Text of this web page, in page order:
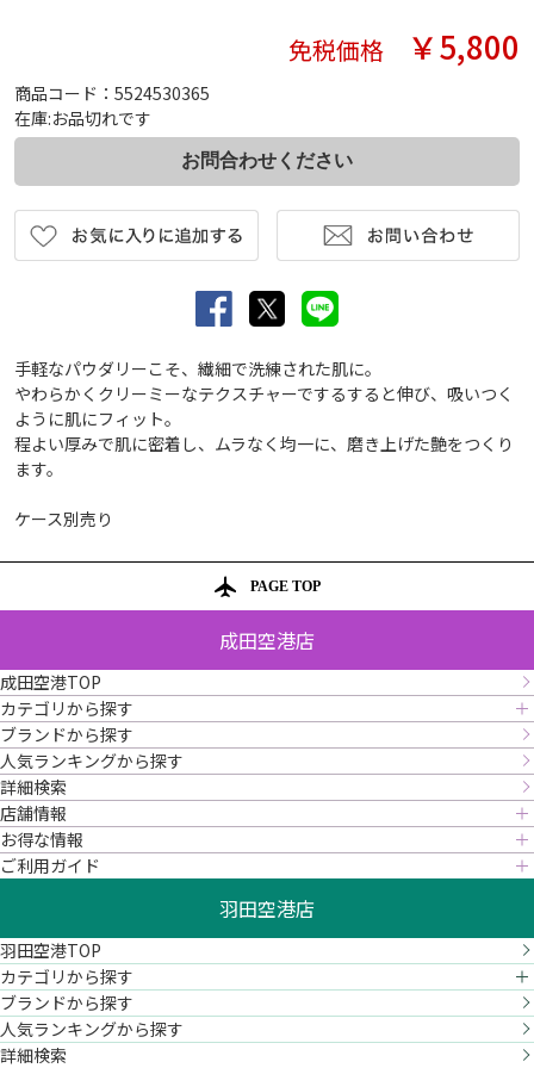
免税価格 ￥5,800
商品コード：5524530365
在庫:お品切れです
手軽なパウダリーこそ、繊細で洗練された肌に。
やわらかくクリーミーなテクスチャーでするすると伸び、吸いつく
ように肌にフィット。
程よい厚みで肌に密着し、ムラなく均一に、磨き上げた艶をつくり
ます。
ケース別売り
PAGE TOP
成田空港店
成田空港TOP
カテゴリから探す
ブランドから探す
人気ランキングから探す
詳細検索
店舗情報
お得な情報
ご利用ガイド
羽田空港店
羽田空港TOP
カテゴリから探す
ブランドから探す
人気ランキングから探す
詳細検索